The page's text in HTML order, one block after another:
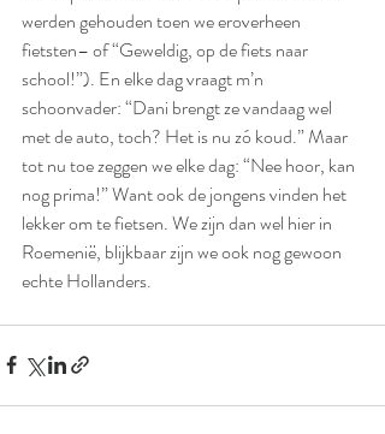
werden gehouden toen we eroverheen
fietsten– of “Geweldig, op de fiets naar
school!”). En elke dag vraagt m’n
schoonvader: “Dani brengt ze vandaag wel
met de auto, toch? Het is nu zó koud.” Maar
tot nu toe zeggen we elke dag: “Nee hoor, kan
nog prima!” Want ook de jongens vinden het
lekker om te fietsen. We zijn dan wel hier in
Roemenië, blijkbaar zijn we ook nog gewoon
echte Hollanders.